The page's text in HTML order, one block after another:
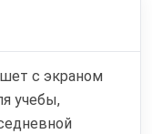
с экраном
учебы,